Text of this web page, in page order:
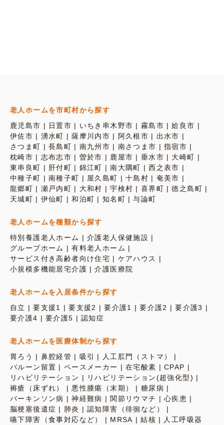
老人ホームを市町村から探す
鹿児島市
日置市 いちき串木野市 霧島市
姶良市
伊佐市
湧水町 薩摩川内市 阿久根市
出水市
さつま町
長島町 南九州市 南さつま市
指宿市
枕崎市
志布志市 曽於市 鹿屋市 垂水市
大崎町
東串良町
肝付町 錦江町 南大隅町
西之表市
中種子町
南種子町 屋久島町 十島村
奄美市
龍郷町
瀬戸内町 大和村 宇検村 喜界町
徳之島町
天城町
伊仙町 和泊町 知名町 与論町
老人ホームを種類から探す
特別養護老人ホーム
介護老人保健施設
グループホーム
有料老人ホーム
サービス付き高齢者向け住宅
ケアハウス
小規模多機能居宅介護
介護医療院
老人ホームを入居条件から探す
自立
要支援1 要支援2 要介護1 要介護2
要介護3
要介護4
要介護5 認知症
老人ホームを医療体制から探す
胃ろう
鼻腔経管 吸引
人工肛門（ストマ）
バルーン留置
ペースメーカー 在宅酸素
CPAP
リハビリテーション
リハビリテーション(超強化型)
褥瘡（床ずれ）
悪性腫瘍（末期）
糖尿病
パーキンソン病
神経難病 関節リウマチ
心疾患
脳梗塞後遺症
肺炎
認知障害（徘徊など）
嚥下障害（食事対応など）
MRSA 結核 人工呼吸器